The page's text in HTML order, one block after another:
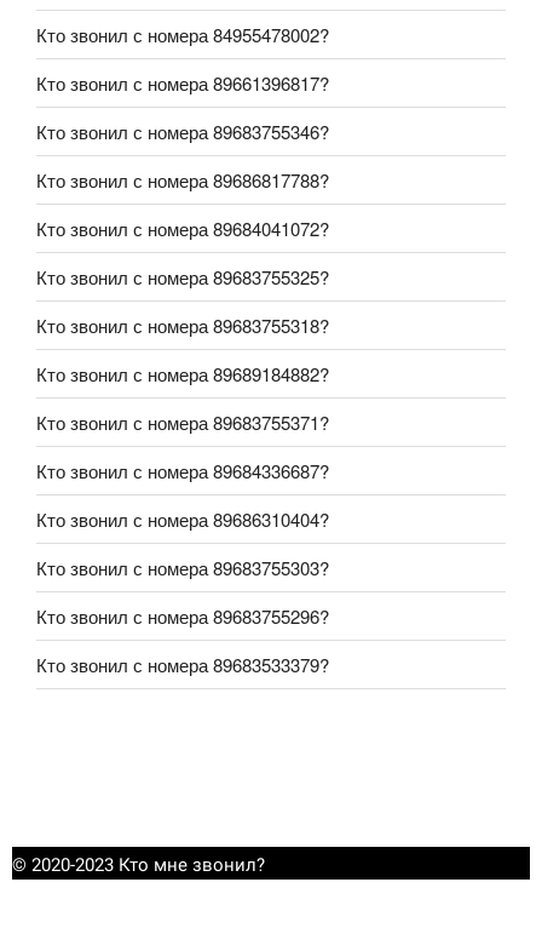
Кто звонил с номера 84955478002?
Кто звонил с номера 89661396817?
Кто звонил с номера 89683755346?
Кто звонил с номера 89686817788?
Кто звонил с номера 89684041072?
Кто звонил с номера 89683755325?
Кто звонил с номера 89683755318?
Кто звонил с номера 89689184882?
Кто звонил с номера 89683755371?
Кто звонил с номера 89684336687?
Кто звонил с номера 89686310404?
Кто звонил с номера 89683755303?
Кто звонил с номера 89683755296?
Кто звонил с номера 89683533379?
© 2020-2023 Кто мне звонил?